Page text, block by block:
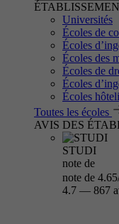
Universités
Écoles de
Écoles
Écoles des
Écoles de
Écoles
Écoles
Toutes les écoles
AVIS DES
STUDI
note de
note de
4.7 — 867